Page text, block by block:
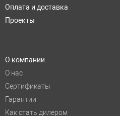
Оплата и доставка
Проекты
О компании
О нас
Сертификаты
Гарантии
Как стать дилером